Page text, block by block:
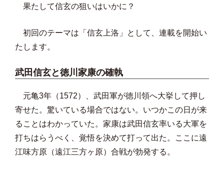
果たして信玄の狙いはいかに？
初回のテーマは「信玄上洛」として、連載を開始い
たします。
武田信玄と徳川家康の確執
元亀3年（1572）、武田軍が徳川領へ大挙して押し
寄せた。驚いている場合ではない。いつかこの日が来
ることはわかっていた。家康は武田信玄率いる大軍を
打ちはらうべく、覚悟を決めて打って出た。ここに遠
江味方原（遠江三方ヶ原）合戦が勃発する。